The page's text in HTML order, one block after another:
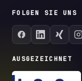
FOLGEN SIE UNS
AUSGEZEICHNET